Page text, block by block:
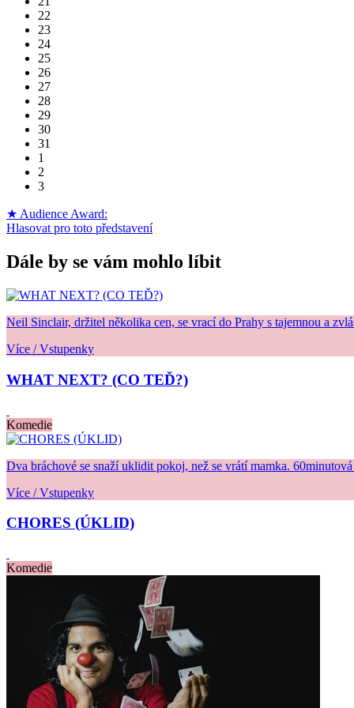
22
23
24
25
26
27
28
29
30
31
1
2
3
★ Audience Award:
Hlasovat pro toto představení
Dále by se vám mohlo líbit
Neil Sinclair, držitel několika cen, se vrací do Prahy s tajemnou a
Více / Vstupenky
WHAT NEXT? (CO TEĎ?)
Komedie
Dva bráchové se snaží uklidit pokoj, než se vrátí mamka.
Více / Vstupenky
CHORES (ÚKLID)
Komedie